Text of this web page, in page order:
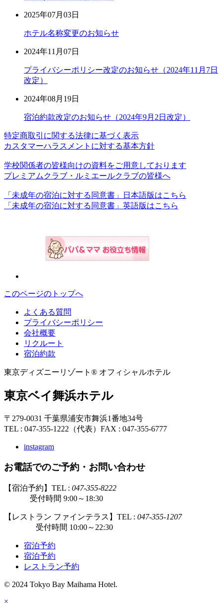
2025年07月03日
ホテル名称変更のお知らせ
2024年11月07日
プライバシーポリシー改定のお知らせ（2024年11月7日
改定）
2024年08月19日
宿泊約款改定のお知らせ（2024年9月2日改定）
特定商取引に関する法律に基づく表示
カスタマーハラスメントに対する基本方針
学校関係者の皆様向けの資料をご用意しております
プレミアムクラブ・ルミエールクラブの皆様へ
「未成年の宿泊に対する同意書」日本語版はこちら
「未成年の宿泊に対する同意書」英語版はこちら
このページのトップへ
よくある質問
プライバシーポリシー
会社概要
リクルート
宿泊約款
東京ディズニーリゾート® オフィシャルホテル
東京ベイ舞浜ホテル
〒279-0031 千葉県浦安市舞浜1番地34号
TEL : 047-355-1222（代表） FAX : 047-355-6777
instagram
お電話でのご予約・お問い合わせ
【宿泊予約】TEL : 047-355-8222
受付時間 9:00～18:30
【レストラン ファインテラス】TEL : 047-355-1207
受付時間 10:00～22:30
宿泊予約
宿泊予約
レストラン予約
© 2024 Tokyo Bay Maihama Hotel.
×